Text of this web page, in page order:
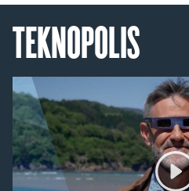
TEKNOPOLIS